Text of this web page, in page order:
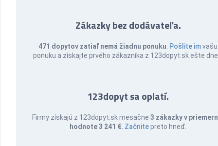
Zákazky bez dodávateľa.
471 dopytov zatiaľ nemá žiadnu ponuku Pošlite imvašu
ponuku a získajte prvého zákazníka z 123dopyt.sk ešte
123dopyt sa oplatí.
Firmy získajú z 123dopyt.sk mesačne3 zákazky v
hodnote 3 241 € Začnitepreto hneď.